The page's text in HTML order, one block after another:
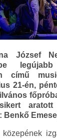
József
legújabb
című
21-én,
Benkő